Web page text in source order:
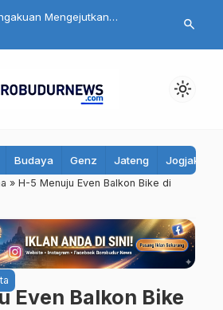
Mengejutkan
Murka Usai Digerayangi
Daftar 8
Yurizal,
search
light_mode
Budaya Genz Jateng Jogjakarta
» H-5 Menuju Even Balkon Bike di
Even Balkon Bike